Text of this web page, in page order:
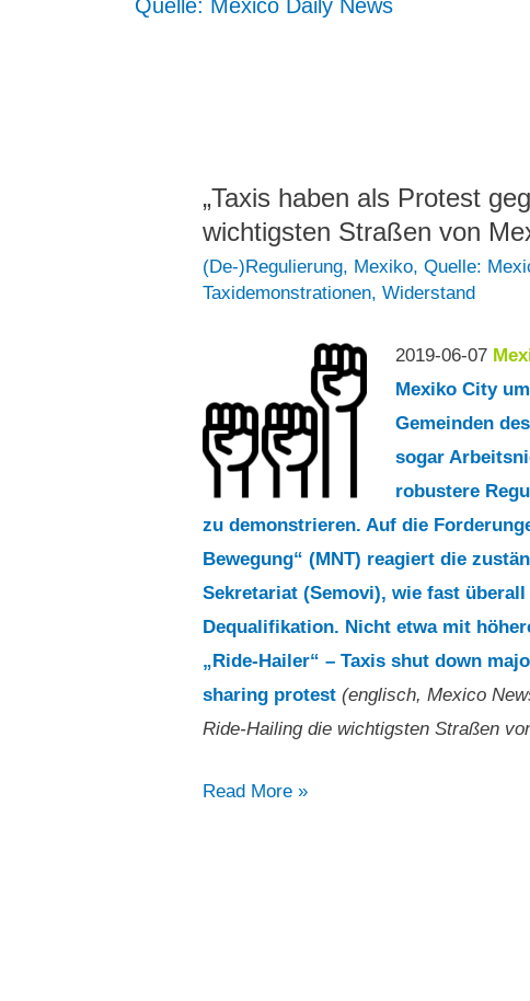
Quelle: Mexico Daily News
„Taxis haben als Protest
wichtigsten Straßen von
(De-)Regulierung, Mexiko,Quelle:
Taxidemonstrationen,Widerstand
2019-06-07
Mexiko City
Gemeinden
sogar
robustere
zu demonstrieren. Auf die
Bewegung“ (MNT) reagiert die
Sekretariat (Semovi), wie fast
Dequalifikation. Nicht etwa mit
„Ride-Hailer“ – Taxis shut down
sharing protest (englisch, Mexico
Ride-Hailing die wichtigsten Straßen
„Taxis
Read More »